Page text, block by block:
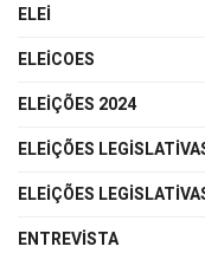
ELEI
ELEICOES
ELEIÇÕES 2024
ELEIÇÕES
ELEIÇÕES
ENTREVISTA